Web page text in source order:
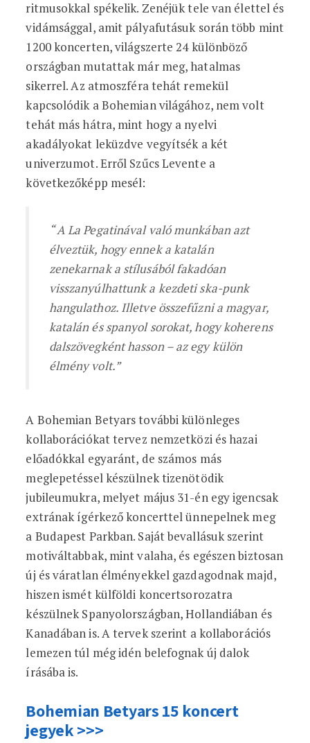
ritmusokkal spékelik. Zenéjük tele van élettel és
vidámsággal, amit pályafutásuk során több mint
1200 koncerten, világszerte 24 különböző
országban mutattak már meg, hatalmas
sikerrel. Az atmoszféra tehát remekül
kapcsolódik a Bohemian világához, nem volt
tehát más hátra, mint hogy a nyelvi
akadályokat leküzdve vegyítsék a két
univerzumot. Erről Szűcs Levente a
következőképp mesél:
“ A La Pegatinával való munkában azt
élveztük, hogy ennek a katalán
zenekarnak a stílusából fakadóan
visszanyúlhattunk a kezdeti ska-punk
hangulathoz. Illetve összefűzni a magyar,
katalán és spanyol sorokat, hogy koherens
dalszövegként hasson – az egy külön
élmény volt.”
A Bohemian Betyars további különleges
kollaborációkat tervez nemzetközi és hazai
előadókkal egyaránt, de számos más
meglepetéssel készülnek tizenötödik
jubileumukra, melyet május 31-én egy igencsak
extrának ígérkező koncerttel ünnepelnek meg
a Budapest Parkban. Saját bevallásuk szerint
motiváltabbak, mint valaha, és egészen biztosan
új és váratlan élményekkel gazdagodnak majd,
hiszen ismét külföldi koncertsorozatra
készülnek Spanyolországban, Hollandiában és
Kanadában is. A tervek szerint a kollaborációs
lemezen túl még idén belefognak új dalok
írásába is.
Bohemian Betyars 15 koncert
jegyek >>>